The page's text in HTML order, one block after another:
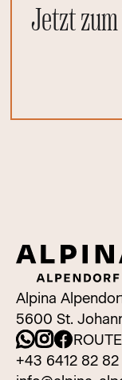
Jetzt
Alpina
5600 St.
+43 6412 82 82